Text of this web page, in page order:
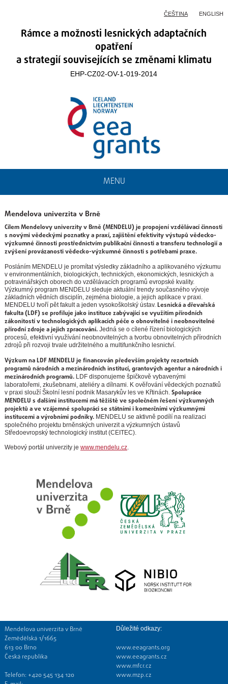
ČEŠTINA ENGLISH
Rámce a možnosti lesnických adaptačních
opatření
a strategií souvisejících se změnami klimatu
EHP-CZ02-OV-1-019-2014
MENU
Mendelova univerzita v Brně
Cílem Mendelovy univerzity v Brně (MENDELU) je propojení vzdělávací činnosti
s novými vědeckými poznatky a praxí, zajištění efektivity výstupů vědecko-
výzkumné činnosti prostřednictvím publikační činnosti a transferu technologií a
zvýšení provázanosti vědecko-výzkumné činnosti s potřebami praxe.
Posláním MENDELU je promítat výsledky základního a aplikovaného výzkumu
v environmentálních, biologických, technických, ekonomických, lesnických a
potravinářských oborech do vzdělávacích programů evropské kvality.
Výzkumný program MENDELU sleduje aktuální trendy současného vývoje
základních vědních disciplín, zejména biologie, a jejich aplikace v praxi.
MENDELU tvoří pět fakult a jeden vysokoškolský ústav.Lesnická a dřevařská
fakulta (LDF) se profiluje jako instituce zabývající se využitím přírodních
zákonitostí v technologických aplikacích péče o obnovitelné i neobnovitelné
přírodní zdroje a jejich zpracování.Jedná se o cílené řízení biologických
procesů, efektivní využívání neobnovitelných a tvorbu obnovitelných přírodních
zdrojů při rozvoji trvale udržitelného a multifunkčního lesnictví.
Výzkum na LDF MENDELU je financován především projekty rezortních
programů národních a mezinárodních institucí, grantových agentur a národních i
mezinárodních programů.LDF disponujeme špičkově vybavenými
laboratořemi, zkušebnami, ateliéry a dílnami. K ověřování vědeckých poznatků
v praxi slouží Školní lesní podnik Masarykův les ve Křtinách. Spolupráce
MENDELU s dalšími institucemi má těžiště ve společném řešení výzkumných
projektů a ve vzájemné spolupráci se státními i komerčními výzkumnými
institucemi a výrobními podniky.MENDELU se aktivně podílí na realizaci
společného projektu brněnských univerzit a výzkumných ústavů
Středoevropský technologický institut (CEITEC).
Webový portál univerzity je www.mendelu.cz.
Mendelova univerzita v Brně
Zemědělská 1/1665
613 00 Brno
Česká republika
Telefon: +420 545 134 120
Důležité odkazy:
www.eeagrants.org
www.eeagrants.cz
www.mfcr.cz
www.mzp.cz